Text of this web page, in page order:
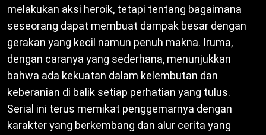
melakukan aksi heroik, tetapi tentang bagaimana
seseorang dapat membuat dampak besar dengan
gerakan yang kecil namun penuh makna. Iruma,
dengan caranya yang sederhana, menunjukkan
bahwa ada kekuatan dalam kelembutan dan
keberanian di balik setiap perhatian yang tulus.
Serial ini terus memikat penggemarnya dengan
karakter yang berkembang dan alur cerita yang